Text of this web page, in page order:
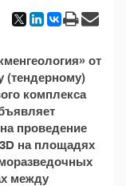
от
(тендерному)
комплекса
проведение
на площадях
между